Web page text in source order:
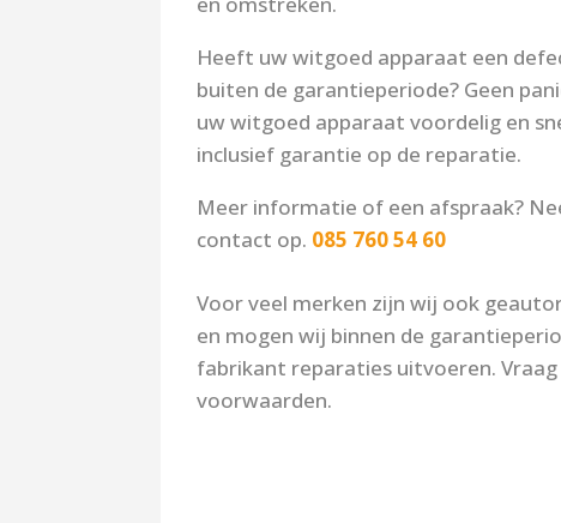
Heeft uw witgoed apparaat een
buiten de garantieperiode? Geen
uw witgoed apparaat voordelig en
inclusief garantie op de reparatie.
Meer informatie of een afspraak?
contact op. 085 760 54 60
Voor veel merken zijn wij ook
en mogen wij binnen de
fabrikant reparaties uitvoeren. Vraag
voorwaarden.